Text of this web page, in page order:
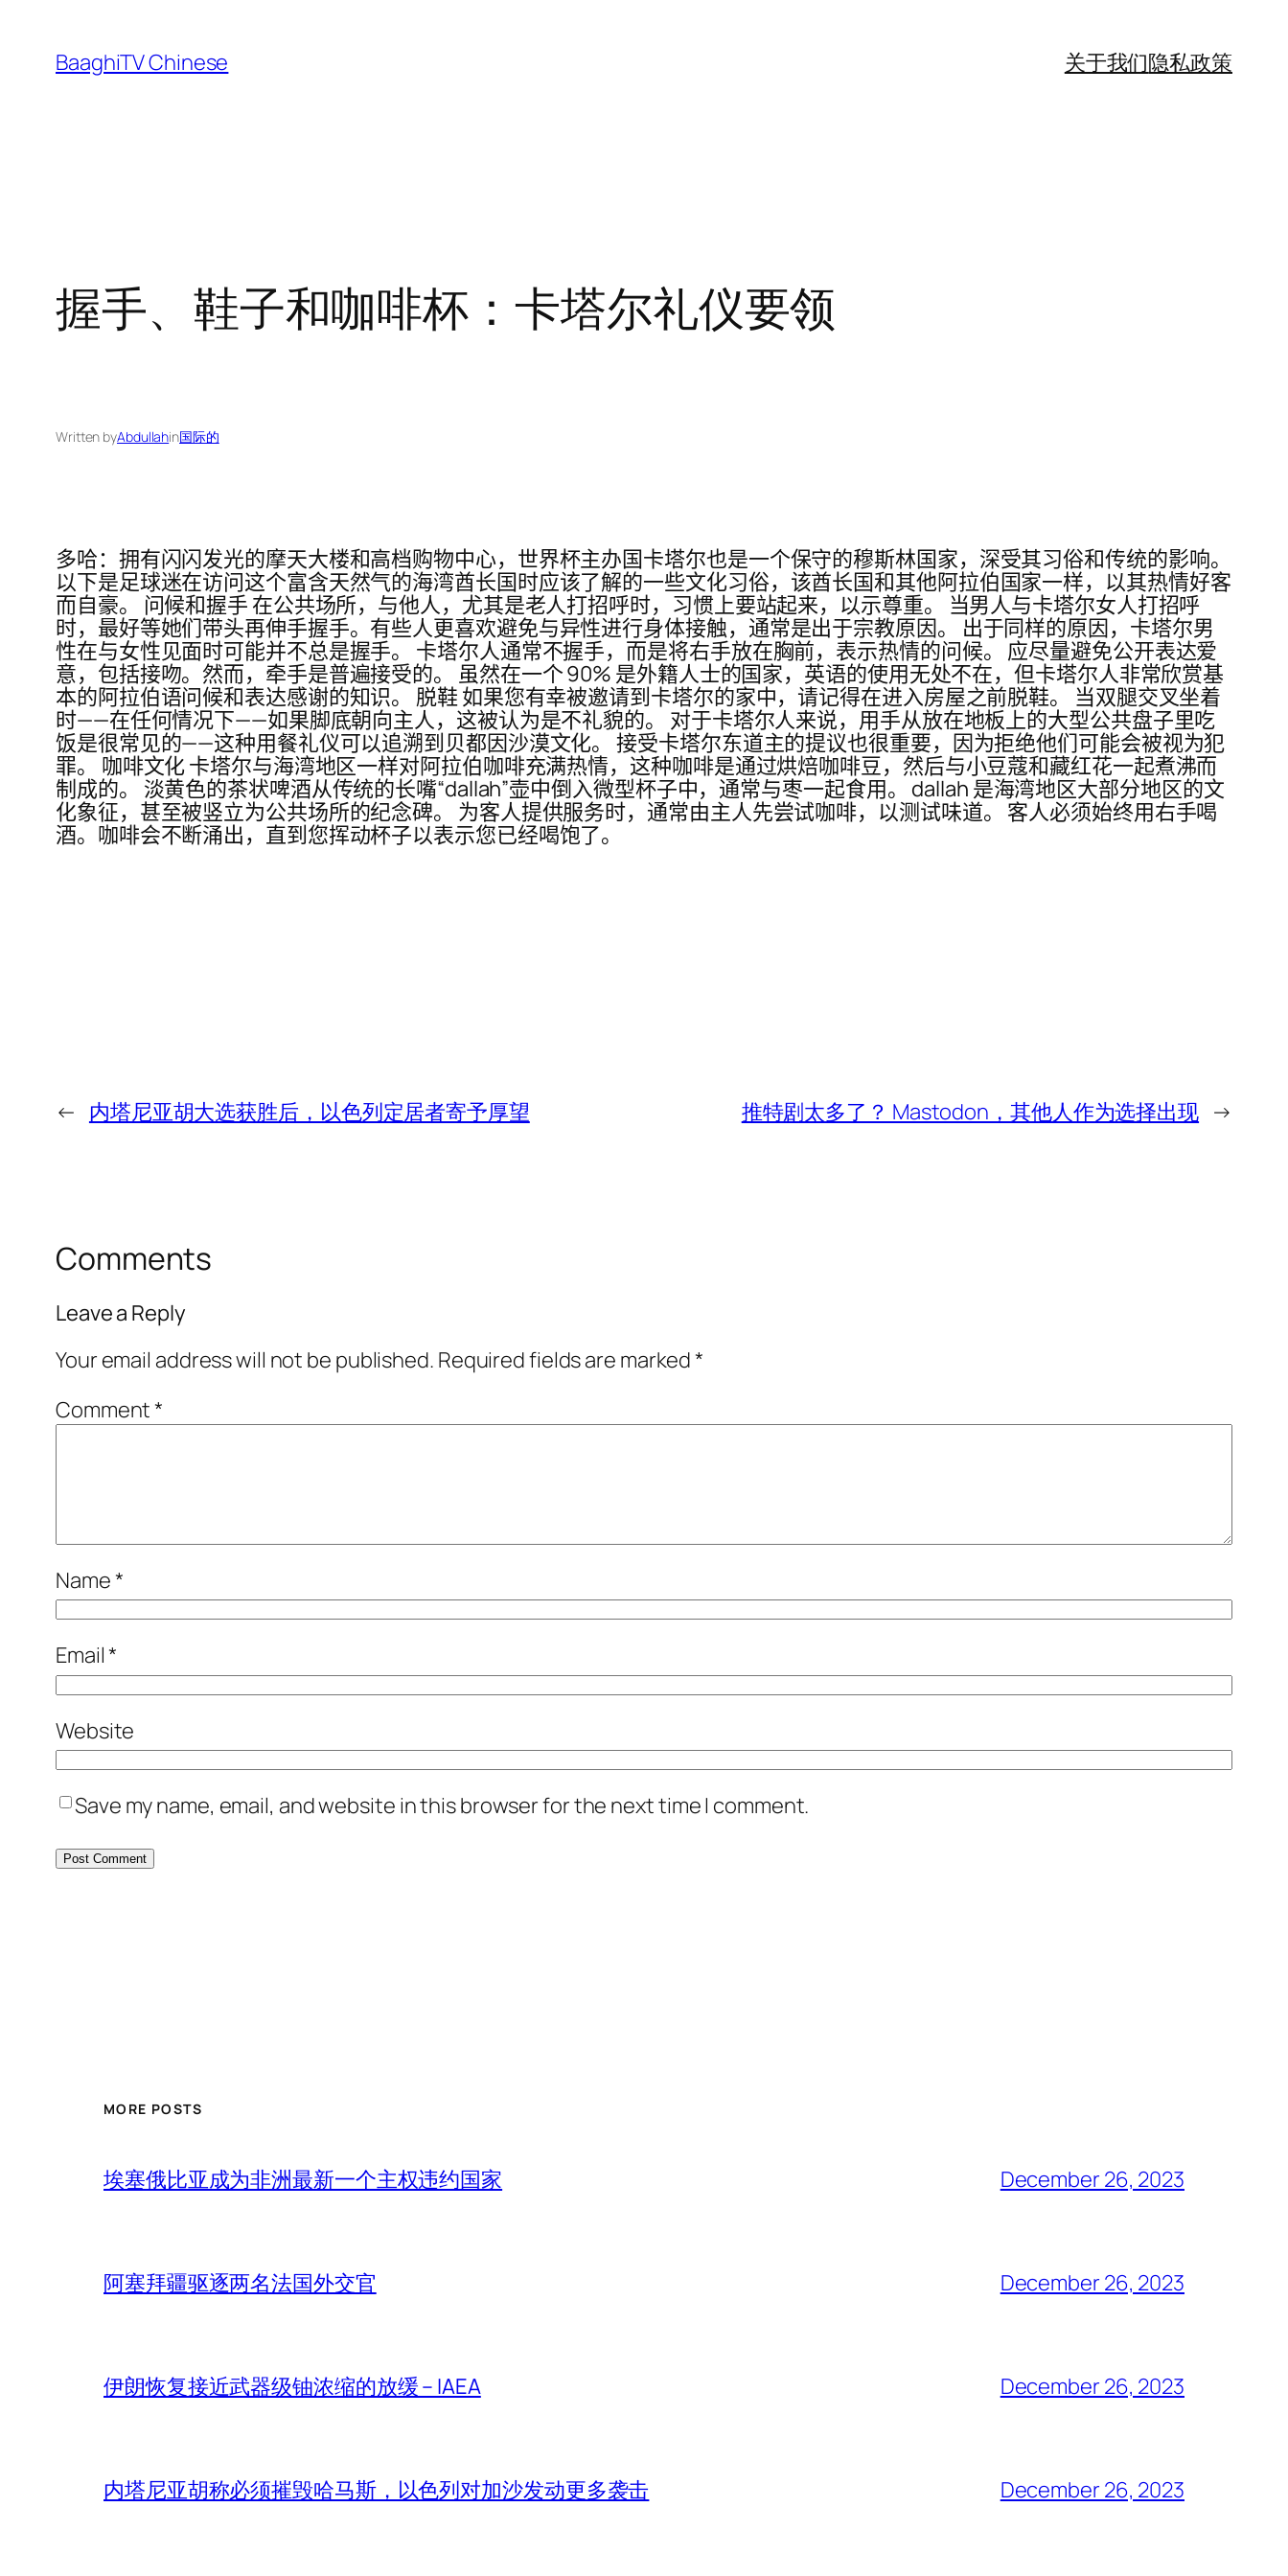
content
BaaghiTV Chinese 关于我们隐私政策
握手、鞋子和咖啡杯：卡塔尔礼仪要领
Written byAbdullahin国际的
多哈：拥有闪闪发光的摩天大楼和高档购物中心，世界杯主办国卡塔尔也是一个保守的穆斯林国家，深受其习俗和传统的影响。
以下是足球迷在访问这个富含天然气的海湾酋长国时应该了解的一些文化习俗，该酋长国和其他阿拉伯国家一样，以其热情好客
而自豪。 问候和握手 在公共场所，与他人，尤其是老人打招呼时，习惯上要站起来，以示尊重。 当男人与卡塔尔女人打招呼
时，最好等她们带头再伸手握手。有些人更喜欢避免与异性进行身体接触，通常是出于宗教原因。 出于同样的原因，卡塔尔男
性在与女性见面时可能并不总是握手。 卡塔尔人通常不握手，而是将右手放在胸前，表示热情的问候。 应尽量避免公开表达爱
意，包括接吻。然而，牵手是普遍接受的。 虽然在一个 90% 是外籍人士的国家，英语的使用无处不在，但卡塔尔人非常欣赏基
本的阿拉伯语问候和表达感谢的知识。 脱鞋 如果您有幸被邀请到卡塔尔的家中，请记得在进入房屋之前脱鞋。 当双腿交叉坐着
时——在任何情况下——如果脚底朝向主人，这被认为是不礼貌的。 对于卡塔尔人来说，用手从放在地板上的大型公共盘子里吃
饭是很常见的——这种用餐礼仪可以追溯到贝都因沙漠文化。 接受卡塔尔东道主的提议也很重要，因为拒绝他们可能会被视为犯
罪。 咖啡文化 卡塔尔与海湾地区一样对阿拉伯咖啡充满热情，这种咖啡是通过烘焙咖啡豆，然后与小豆蔻和藏红花一起煮沸而
制成的。 淡黄色的茶状啤酒从传统的长嘴“dallah”壶中倒入微型杯子中，通常与枣一起食用。 dallah 是海湾地区大部分地区的文
化象征，甚至被竖立为公共场所的纪念碑。 为客人提供服务时，通常由主人先尝试咖啡，以测试味道。 客人必须始终用右手喝
酒。咖啡会不断涌出，直到您挥动杯子以表示您已经喝饱了。
← 内塔尼亚胡大选获胜后，以色列定居者寄予厚望 推特剧太多了？ Mastodon，其他人作为选择出现 →
Comments
Leave a Reply
Your email address will not be published. Required fields are marked*
Comment*
Name*
Email*
Website
Save my name, email, and website in this browser for the next time I comment.
MORE POSTS
埃塞俄比亚成为非洲最新一个主权违约国家 December 26, 2023
阿塞拜疆驱逐两名法国外交官 December 26, 2023
伊朗恢复接近武器级铀浓缩的放缓 – IAEA December 26, 2023
内塔尼亚胡称必须摧毁哈马斯，以色列对加沙发动更多袭击 December 26, 2023